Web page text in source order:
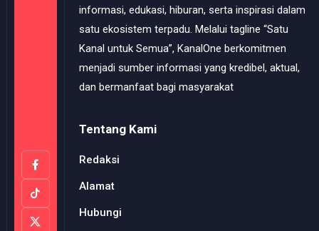
informasi, edukasi, hiburan, serta inspirasi dalam
satu ekosistem terpadu. Melalui tagline “Satu
Kanal untuk Semua”, KanalOne berkomitmen
menjadi sumber informasi yang kredibel, aktual,
dan bermanfaat bagi masyarakat
Tentang Kami
Redaksi
Alamat
Hubungi